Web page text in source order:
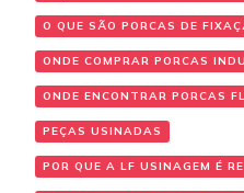
O QUE SÃO PORCAS DE
ONDE COMPRAR PORCAS
ONDE ENCONTRAR PORCAS
PEÇAS USINADAS
POR QUE A LF USINAGEM É